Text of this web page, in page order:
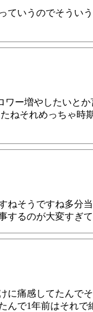
いうのでそうい
ー増やしたいと
ねそれめっちゃ時
そうですね多分
するのが大変すぎ
痛感してたんで
で1年前はそれ